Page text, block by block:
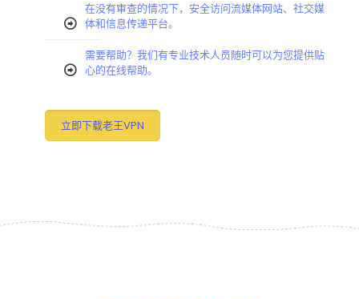
在没有审查的情况下，安全访问流媒体网站、社交媒
体和信息传递平台。
需要帮助？我们有专业技术人员随时可以为您提供贴
心的在线帮助。
立即下载老王VPN